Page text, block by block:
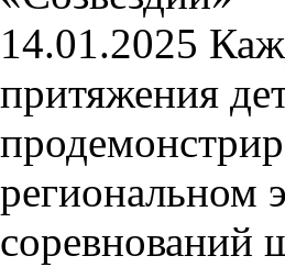
14.01.2025
притяжения
региональном
соревнований